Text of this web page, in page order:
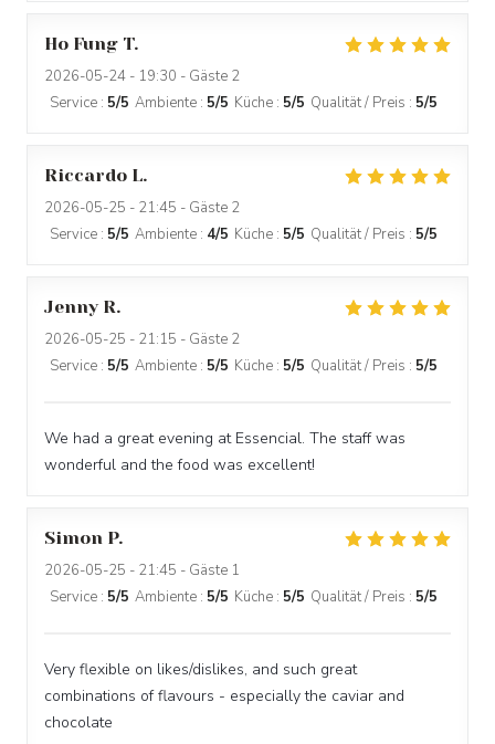
Ho Fung T
2026-05-24 - 19:30 - Gäste 2
Service : 5/5 Ambiente : 5/5 Küche : 5/5 Qualität / Preis : 5/5
Riccardo L
2026-05-25 - 21:45 - Gäste 2
Service : 5/5 Ambiente : 4/5 Küche : 5/5 Qualität / Preis : 5/5
Jenny R
2026-05-25 - 21:15 - Gäste 2
Service : 5/5 Ambiente : 5/5 Küche : 5/5 Qualität / Preis : 5/5
We had a great evening at Essencial. The staff was
wonderful and the food was excellent!
Simon P
2026-05-25 - 21:45 - Gäste 1
Service : 5/5 Ambiente : 5/5 Küche : 5/5 Qualität / Preis : 5/5
Very flexible on likes/dislikes, and such great
combinations of flavours - especially the caviar and
chocolate